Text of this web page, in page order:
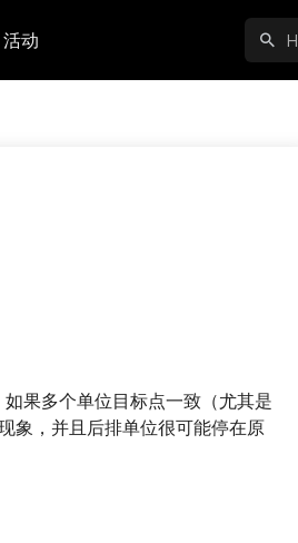
活动
果多个单位目标点一致（尤其是
象，并且后排单位很可能停在原